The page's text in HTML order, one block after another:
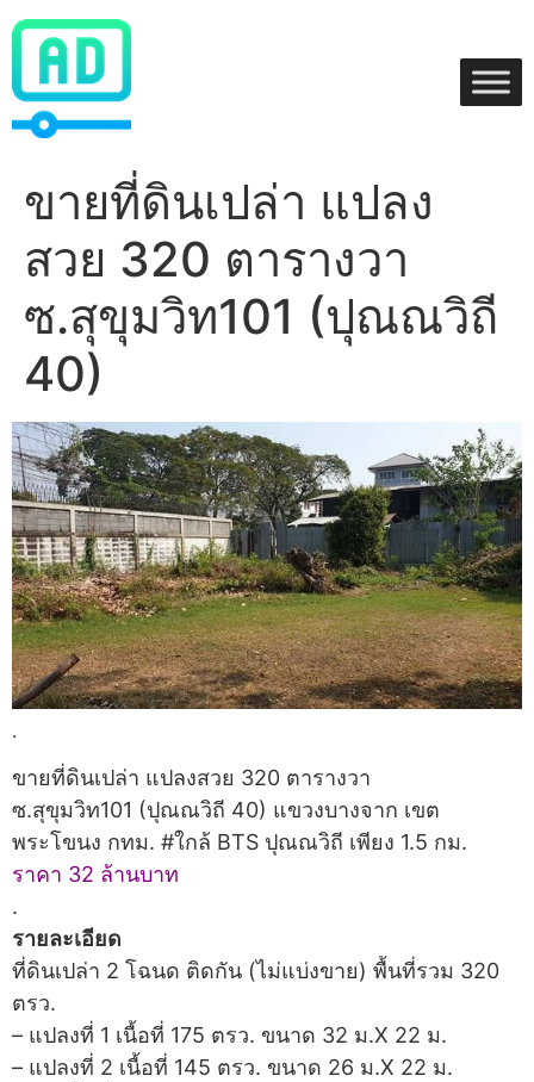
Skip
content
ขายที่ดินเปล่า แปลง
สวย 320 ตารางวา
ซ.สุขุมวิท101 (ปุณณวิถี
40)
.
ขายที่ดินเปล่า แปลงสวย 320 ตารางวา
ซ.สุขุมวิท101 (ปุณณวิถี 40) แขวงบางจาก เขต
พระโขนง กทม. #ใกล้ BTS ปุณณวิถี เพียง 1.5 กม.
ราคา 32 ล้านบาท
.
รายละเอียด
ที่ดินเปล่า 2 โฉนด ติดกัน (ไม่แบ่งขาย) พื้นที่รวม 320
ตรว.
– แปลงที่ 1 เนื้อที่ 175 ตรว. ขนาด 32 ม.X 22 ม.
– แปลงที่ 2 เนื้อที่ 145 ตรว. ขนาด 26 ม.X 22 ม.